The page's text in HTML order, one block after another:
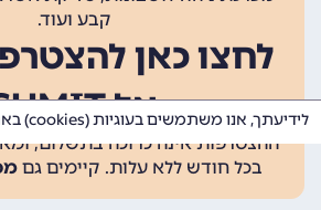
קבע ועוד.
לחצו כאן
אל SUMIT
בכל חודש ללא עלות. קיימים גם
לידיעתך, אנו משתמשים בעוגיות (cookies) באתר זה.